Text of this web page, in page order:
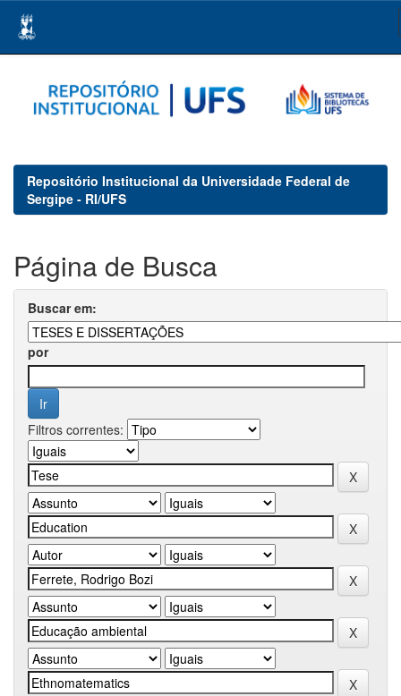
navigation
Repositório Institucional da Universidade Federal de
Sergipe - RI/UFS
Página de Busca
Buscar em:
por
Filtros correntes: